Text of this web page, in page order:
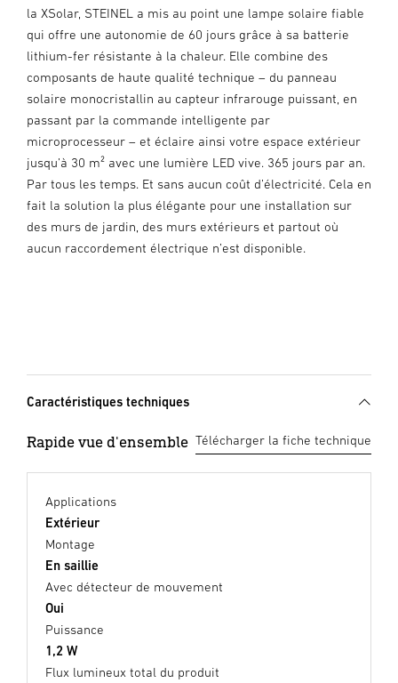
la XSolar, STEINEL a mis au point une lampe solaire fiable
qui offre une autonomie de 60 jours grâce à sa batterie
lithium-fer résistante à la chaleur. Elle combine des
composants de haute qualité technique – du panneau
solaire monocristallin au capteur infrarouge puissant, en
passant par la commande intelligente par
microprocesseur – et éclaire ainsi votre espace extérieur
jusqu’à 30 m² avec une lumière LED vive. 365 jours par an.
Par tous les temps. Et sans aucun coût d’électricité. Cela en
fait la solution la plus élégante pour une installation sur
des murs de jardin, des murs extérieurs et partout où
aucun raccordement électrique n’est disponible.
Caractéristiques techniques
Rapide vue d'ensemble Télécharger la fiche technique
Applications
Extérieur
Montage
En saillie
Avec détecteur de mouvement
Oui
Puissance
1,2 W
Flux lumineux total du produit